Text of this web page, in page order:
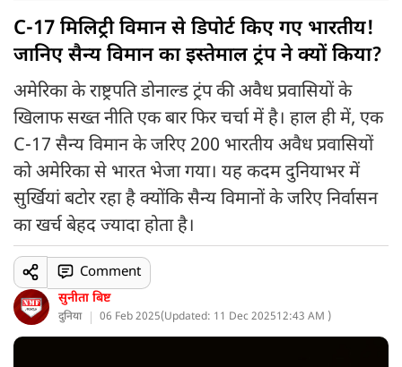
C-17 मिलिट्री विमान से डिपोर्ट किए गए भारतीय!
जानिए सैन्य विमान का इस्तेमाल ट्रंप ने क्यों किया?
अमेरिका के राष्ट्रपति डोनाल्ड ट्रंप की अवैध प्रवासियों के
खिलाफ सख्त नीति एक बार फिर चर्चा में है। हाल ही में, एक
C-17 सैन्य विमान के जरिए 200 भारतीय अवैध प्रवासियों
को अमेरिका से भारत भेजा गया। यह कदम दुनियाभर में
सुर्खियां बटोर रहा है क्योंकि सैन्य विमानों के जरिए निर्वासन
का खर्च बेहद ज्यादा होता है।
सुनीता बिष्ट
दुनिया 06 Feb 2025(Updated: 11 Dec 202512:43 AM )
Comment